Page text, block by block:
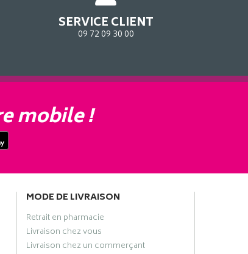
SERVICE CLIENT
09 72 09 30 00
mobile !
MODE DE LIVRAISON
Retrait en pharmacie
Livraison chez vous
Livraison chez un commerçant